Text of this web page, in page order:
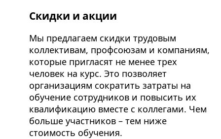
Скидки и акции
Мы предлагаем скидки трудовым
коллективам, профсоюзам и компаниям,
которые пригласят не менее трех
человек на курс. Это позволяет
организациям сократить затраты на
обучение сотрудников и повысить их
квалификацию вместе с коллегами. Чем
больше участников – тем ниже
стоимость обучения.